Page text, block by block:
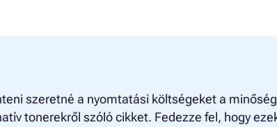
szeretné a nyomtatási költségeket a
tonerekről szóló cikket. Fedezze fel, hogy